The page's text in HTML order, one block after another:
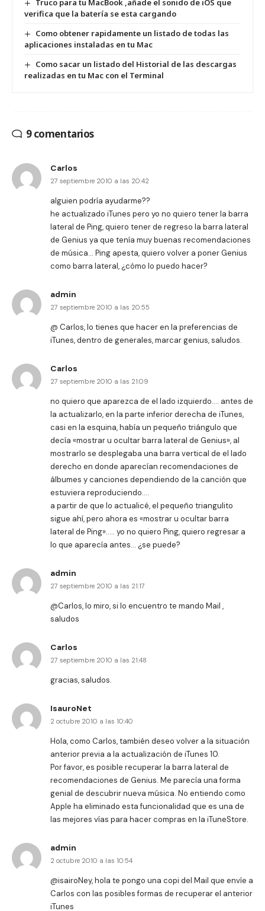
Truco para tu MacBook ,añade el sonido de iOS que
verifica que la batería se esta cargando
Como obtener rapidamente un listado de todas las
aplicaciones instaladas en tu Mac
Como sacar un listado del Historial de las descargas
realizadas en tu Mac con el Terminal
9 comentarios
Carlos
27 septiembre 2010 a las 20:42
alguien podría ayudarme??
he actualizado iTunes pero yo no quiero tener la barra
lateral de Ping, quiero tener de regreso la barra lateral
de Genius ya que tenía muy buenas recomendaciones
de música… Ping apesta, quiero volver a poner Genius
como barra lateral, ¿cómo lo puedo hacer?
admin
27 septiembre 2010 a las 20:55
@ Carlos, lo tienes que hacer en la preferencias de
iTunes, dentro de generales, marcar genius, saludos.
Carlos
27 septiembre 2010 a las 21:09
no quiero que aparezca de el lado izquierdo…. antes de
la actualizarlo, en la parte inferior derecha de iTunes,
casi en la esquina, había un pequeño triángulo que
decía «mostrar u ocultar barra lateral de Genius», al
mostrarlo se desplegaba una barra vertical de el lado
derecho en donde aparecían recomendaciones de
álbumes y canciones dependiendo de la canción que
estuviera reproduciendo….
a partir de que lo actualicé, el pequeño triangulito
sigue ahí, pero ahora es «mostrar u ocultar barra
lateral de Ping»….. yo no quiero Ping, quiero regresar a
lo que aparecía antes… ¿se puede?
admin
27 septiembre 2010 a las 21:17
@Carlos, lo miro, si lo encuentro te mando Mail ,
saludos
Carlos
27 septiembre 2010 a las 21:48
gracias, saludos.
IsauroNet
2 octubre 2010 a las 10:40
Hola, como Carlos, también deseo volver a la situación
anterior previa a la actualización de iTunes 10.
Por favor, es posible recuperar la barra lateral de
recomendaciones de Genius. Me parecía una forma
genial de descubrir nueva música. No entiendo como
Apple ha eliminado esta funcionalidad que es una de
las mejores vías para hacer compras en la iTuneStore.
admin
2 octubre 2010 a las 10:54
@isairoNey, hola te pongo una copi del Mail que envíe a
Carlos con las posibles formas de recuperar el anterior
iTunes